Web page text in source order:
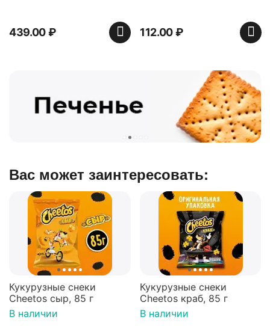
439.00₽ 112.00₽
Вас может заинтересовать:
Кукурузные снеки
Cheetos сыр, 85 г
В наличии
Кукурузные снеки
Cheetos краб, 85 г
В наличии